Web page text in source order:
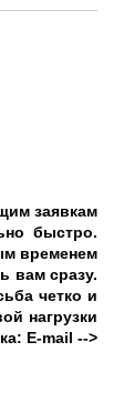
заявкам
быстро.
временем
вам сразу.
четко и
нагрузки
E-mail -->